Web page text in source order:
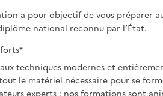
a pour objectif de vous préparer
national reconnu par l’État.
techniques modernes et
le matériel nécessaire pour se
experts : nos formations sont